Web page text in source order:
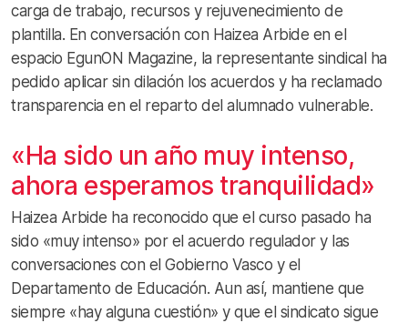
carga de trabajo, recursos y rejuvenecimiento de
plantilla. En conversación con Haizea Arbide en el
espacio EgunON Magazine, la representante sindical ha
pedido aplicar sin dilación los acuerdos y ha reclamado
transparencia en el reparto del alumnado vulnerable.
«Ha sido un año muy intenso,
ahora esperamos tranquilidad»
Haizea Arbide ha reconocido que el curso pasado ha
sido «muy intenso» por el acuerdo regulador y las
conversaciones con el Gobierno Vasco y el
Departamento de Educación. Aun así, mantiene que
siempre «hay alguna cuestión» y que el sindicato sigue